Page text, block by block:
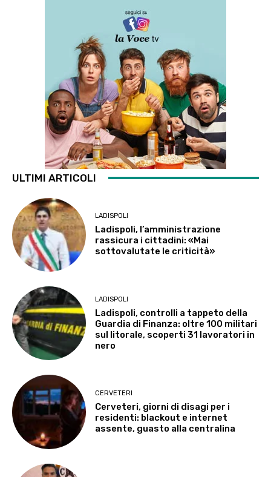
ULTIMI ARTICOLI
LADISPOLI
Ladispoli, l’amministrazione
rassicura i cittadini: «Mai
sottovalutate le criticità»
LADISPOLI
Ladispoli, controlli a tappeto della
Guardia di Finanza: oltre 100 militari
sul litorale, scoperti 31 lavoratori in
nero
CERVETERI
Cerveteri, giorni di disagi per i
residenti: blackout e internet
assente, guasto alla centralina